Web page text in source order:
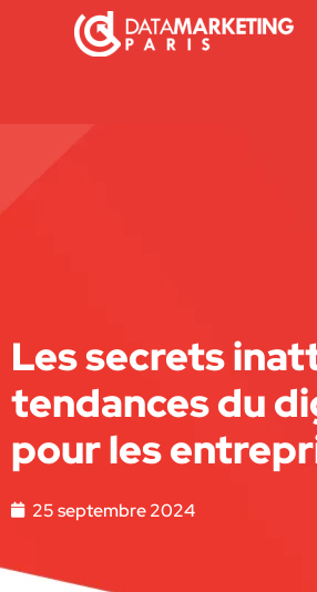
Les secrets
tendances du
pour les
25 septembre 2024